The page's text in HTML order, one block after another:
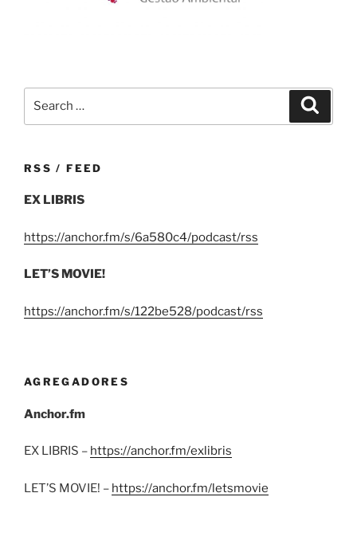
RSS / FEED
EX LIBRIS
https://anchor.fm/s/6a580c4/podcast/rss
LET’S MOVIE!
https://anchor.fm/s/122be528/podcast/rss
AGREGADORES
Anchor.fm
EX LIBRIS – https://anchor.fm/exlibris
LET’S MOVIE! – https://anchor.fm/letsmovie